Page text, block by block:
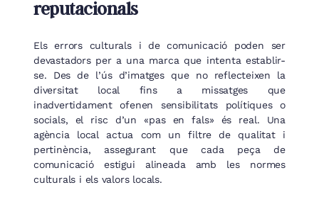
reputacionals
Els errors culturals i de comunicació poden ser
devastadors per a una marca que intenta establir-
se. Des de l’ús d’imatges que no reflecteixen la
diversitat local fins a missatges que
inadvertidament ofenen sensibilitats polítiques o
socials, el risc d’un «pas en fals» és real. Una
agència local actua com un filtre de qualitat i
pertinència, assegurant que cada peça de
comunicació estigui alineada amb les normes
culturals i els valors locals.